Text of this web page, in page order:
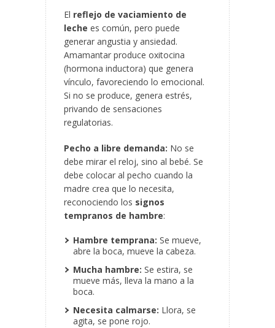
El reflejo de vaciamiento de
leche es común, pero puede
generar angustia y ansiedad.
Amamantar produce oxitocina
(hormona inductora) que genera
vínculo, favoreciendo lo emocional.
Si no se produce, genera estrés,
privando de sensaciones
regulatorias.
Pecho a libre demanda: No se
debe mirar el reloj, sino al bebé. Se
debe colocar al pecho cuando la
madre crea que lo necesita,
reconociendo los signos
tempranos de hambre:
Hambre temprana: Se mueve,
abre la boca, mueve la cabeza.
Mucha hambre: Se estira, se
mueve más, lleva la mano a la
boca.
Necesita calmarse: Llora, se
agita, se pone rojo.